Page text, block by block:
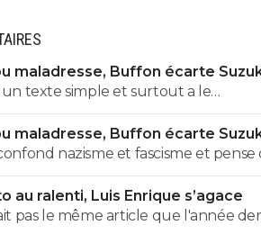
maladresse, Buffon écarte
texte simple et surtout a le
le mec qui pensait que le nazisme
des fachos partout tes parents t'ont
maladresse, Buffon écarte
nazisme et fascisme et pense
fait rire à prouver
putain d'ignare ! Retourne au
les lecons que tu as oublié petit
au ralenti, Luis Enrique s’agace
pas le même article que l'année